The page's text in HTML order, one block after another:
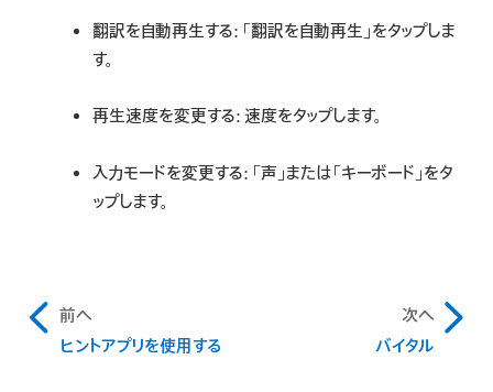
翻訳を自動再生する: 「翻訳を自動再生」をタップしま
す。
再生速度を変更する:速度をタップします。
入力モードを変更する: 「声」または「キーボード」をタ
ップします。
前へ
ヒントアプリを使用する
次へ
バイタル